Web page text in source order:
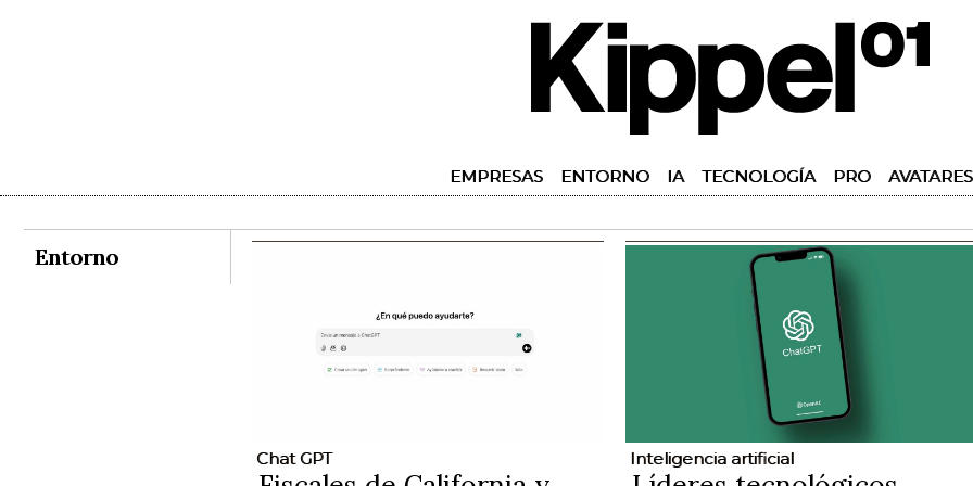
EMPRESAS ENTORNO IA TECNOLOGÍA PRO AVATARES
Entorno
Chat GPT Inteligencia artificial